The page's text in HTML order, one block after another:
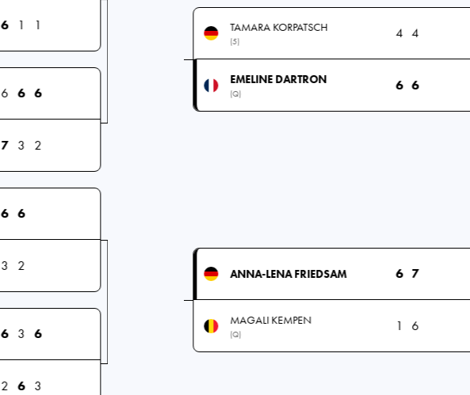
6 1 1
6 6 6
7 3 2
6 6
3 2
6 3 6
2 6 3
TAMARA KORPATSCH
(5)
4 4
EMELINE DARTRON
(Q)
6 6
ANNA-LENA FRIEDSAM 6 7
MAGALI KEMPEN
(Q)
1 6